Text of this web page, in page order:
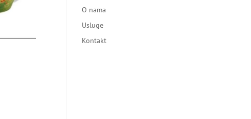
O nama
Usluge
Kontakt